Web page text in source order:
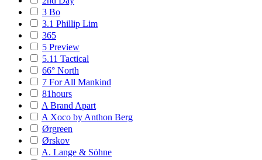
3 Bo
3.1 Phillip Lim
365
5 Preview
5.11 Tactical
66° North
7 For All Mankind
81hours
A Brand Apart
A Xoco by Anthon Berg
Ørgreen
Ørskov
A. Lange & Söhne